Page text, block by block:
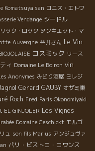
Komatsuya san ロニス・エトワ
Vendange シードル
ック・ロック タンキエット・マ
Auvergne 谷井さん Le Vin
BIOJOLAISE コスミック リース
ィ Domaine Le Boiron vin
Anonymes みどり酒屋 ミレジ
Gerard GAUBY オザミ東
Roch Fred Paris Okonomiyaki
GINJOLER Les Vignes
Domaine Geschickt モルゴ
ュ son fils Marius アンジュヴァ
パリ・ビストロ・コワンス